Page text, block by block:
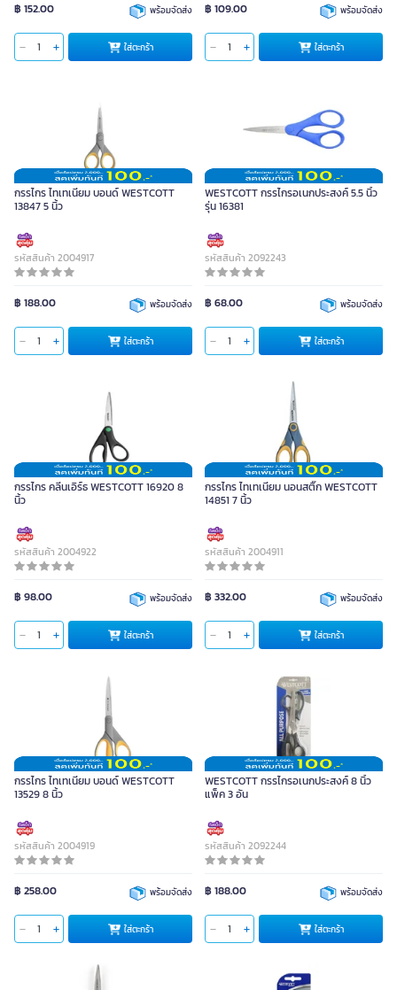
฿ 152.00 พร้อมจัดส่ง
ใส่ตะกร้า
฿ 109.00 พร้อมจัดส่ง
ใส่ตะกร้า
กรรไกร ไทเทเนียม บอนด์ WESTCOTT
13847 5 นิ้ว
รหัสสินค้า 2004917
฿ 188.00 พร้อมจัดส่ง
ใส่ตะกร้า
WESTCOTT กรรไกรอเนกประสงค์ 5.5 นิ้ว
รุ่น 16381
รหัสสินค้า 2092243
฿ 68.00 พร้อมจัดส่ง
ใส่ตะกร้า
กรรไกร คลีนเอิร์ธ WESTCOTT 16920 8
นิ้ว
รหัสสินค้า 2004922
฿ 98.00 พร้อมจัดส่ง
ใส่ตะกร้า
กรรไกร ไทเทเนียม นอนสติ๊ก WESTCOTT
14851 7 นิ้ว
รหัสสินค้า 2004911
฿ 332.00 พร้อมจัดส่ง
ใส่ตะกร้า
กรรไกร ไทเทเนียม บอนด์ WESTCOTT
13529 8 นิ้ว
รหัสสินค้า 2004919
฿ 258.00 พร้อมจัดส่ง
ใส่ตะกร้า
WESTCOTT กรรไกรอเนกประสงค์ 8 นิ้ว
แพ็ค 3 อัน
รหัสสินค้า 2092244
฿ 188.00 พร้อมจัดส่ง
ใส่ตะกร้า